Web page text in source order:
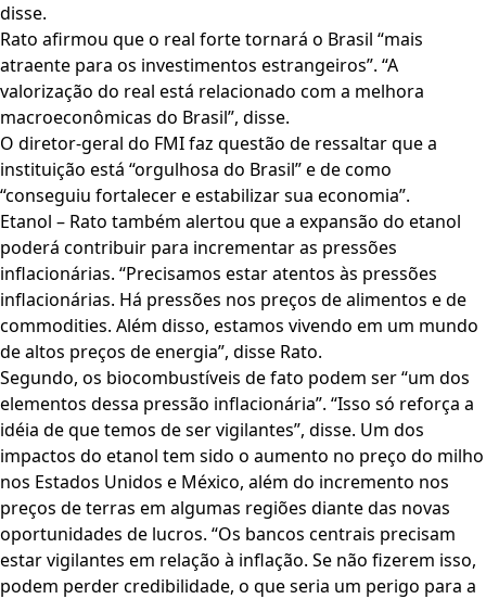
disse.
Rato afirmou que o real forte tornará o Brasil “mais
atraente para os investimentos estrangeiros”. “A
valorização do real está relacionado com a melhora
macroeconômicas do Brasil”, disse.
O diretor-geral do FMI faz questão de ressaltar que a
instituição está “orgulhosa do Brasil” e de como
“conseguiu fortalecer e estabilizar sua economia”.
Etanol – Rato também alertou que a expansão do etanol
poderá contribuir para incrementar as pressões
inflacionárias. “Precisamos estar atentos às pressões
inflacionárias. Há pressões nos preços de alimentos e de
commodities. Além disso, estamos vivendo em um mundo
de altos preços de energia”, disse Rato.
Segundo, os biocombustíveis de fato podem ser “um dos
elementos dessa pressão inflacionária”. “Isso só reforça a
idéia de que temos de ser vigilantes”, disse. Um dos
impactos do etanol tem sido o aumento no preço do milho
nos Estados Unidos e México, além do incremento nos
preços de terras em algumas regiões diante das novas
oportunidades de lucros. “Os bancos centrais precisam
estar vigilantes em relação à inflação. Se não fizerem isso,
podem perder credibilidade, o que seria um perigo para a